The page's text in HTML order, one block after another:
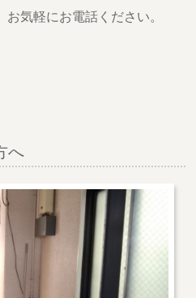
気軽にお電話ください。
へ